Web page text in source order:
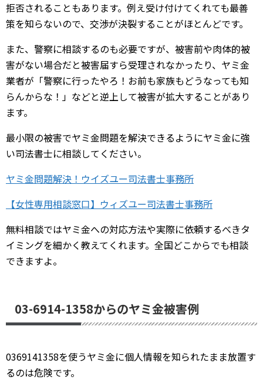
拒否されることもあります。例え受け付けてくれても最善
策を知らないので、交渉が決裂することがほとんどです。
また、警察に相談するのも必要ですが、被害前や肉体的被
害がない場合だと被害届すら受理されなかったり、ヤミ金
業者が「警察に行ったやろ！お前も家族もどうなっても知
らんからな！」などと逆上して被害が拡大することがあり
ます。
最小限の被害でヤミ金問題を解決できるようにヤミ金に強
い司法書士に相談してください。
ヤミ金問題解決！ウイズユー司法書士事務所
【女性専用相談窓口】ウィズユー司法書士事務所
無料相談ではヤミ金への対応方法や実際に依頼するべきタ
イミングを細かく教えてくれます。全国どこからでも相談
できますよ。
03-6914-1358からのヤミ金被害例
0369141358を使うヤミ金に個人情報を知られたまま放置す
るのは危険です。